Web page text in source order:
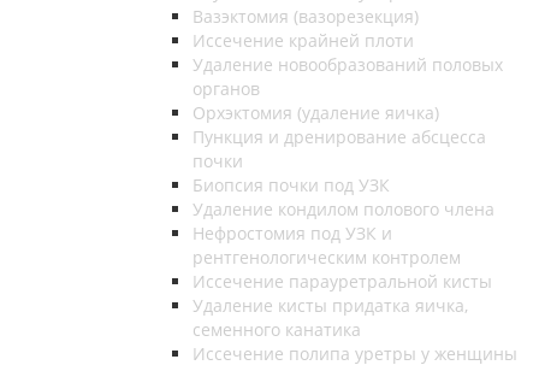
Вазэктомия (вазорезекция)
Иссечение крайней плоти
Удаление новообразований половых
органов
Орхэктомия (удаление яичка)
Пункция и дренирование абсцесса
почки
Биопсия почки под УЗК
Удаление кондилом полового члена
Нефростомия под УЗК и
рентгенологическим контролем
Иссечение парауретральной кисты
Удаление кисты придатка яичка,
семенного канатика
Иссечение полипа уретры у женщины